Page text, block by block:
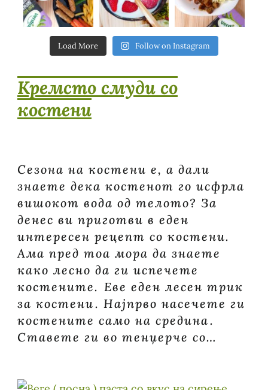
Load More Follow on Instagram
Кремсто смуди со
костени
Сезона на костени е, а дали
знаете дека костенот го исфрла
вишокот вода од телото? За
денес ви приготви в еден
интересен рецепт со костени.⁣
Ама пред тоа мора да знаете
како лесно да ги испечете
костените.⁣ Еве еден лесен трик
за костени⁣. Најпрво насечете ги
костените само на средина⁣.
Ставете ги во тенџерче со…